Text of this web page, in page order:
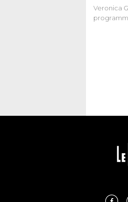
Veronica